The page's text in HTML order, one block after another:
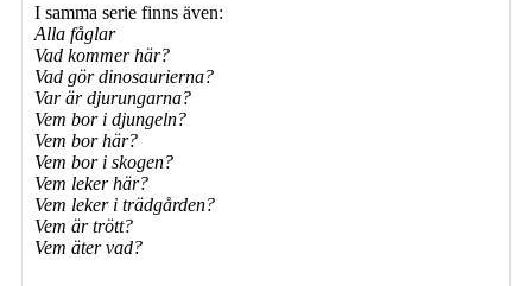
I samma serie finns även:
Alla fåglar
Vad kommer här?
Vad gör dinosaurierna?
Var är djurungarna?
Vem bor i djungeln?
Vem bor här?
Vem bor i skogen?
Vem leker här?
Vem leker i trädgården?
Vem är trött?
Vem äter vad?